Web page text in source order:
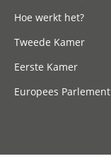
Hoe werkt het?
Tweede Kamer
Eerste Kamer
Europees Parlement